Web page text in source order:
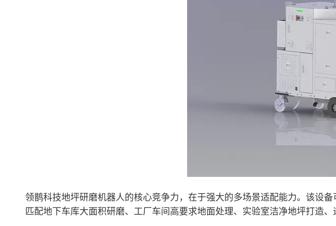
领鹊科技地坪研磨机器人的核心竞争力，在于强大的多场景适配能力。该设
匹配地下车库大面积研磨、工厂车间高要求地面处理、实验室洁净地坪打造、